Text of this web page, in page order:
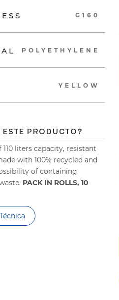
G160
POLYETHYLENE
YELLOW
PRODUCTO?
liters capacity, resistant
with 100% recycled and
of containing
PACK IN ROLLS, 10